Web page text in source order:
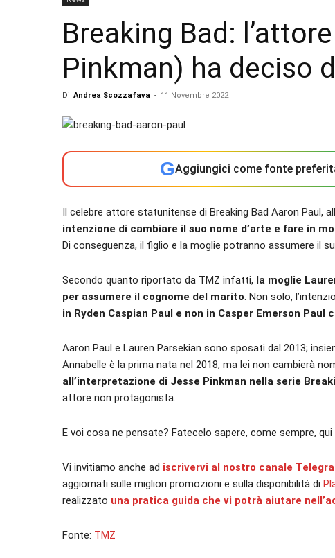
Breaking Bad:
Pinkman) ha deciso
Di Andrea Scozzafava - 11 Novembre 2022
GAggiungici come fonte
Il celebre attore statunitense di Breaking Bad Aaron Paul,
intenzione di cambiare il suo nome d’arte e fare in
Di conseguenza, il figlio e la moglie potranno assumere il
Secondo quanto riportato da TMZ infatti, la moglie
per assumere il cognome del marito. Non solo,
in Ryden Caspian Paul e non in Casper Emerson Paul
Aaron Paul e Lauren Parsekian sono sposati dal 2013;
Annabelle è la prima nata nel 2018, ma lei non cambierà
all’interpretazione di Jesse Pinkman nella serie
attore non protagonista.
E voi cosa ne pensate? Fatecelo sapere, come sempre,
Vi invitiamo anche ad iscrivervi al nostro canale
aggiornati sulle migliori promozioni e sulla disponibilità di
realizzato una pratica guida che vi potrà aiutare
Fonte: TMZ